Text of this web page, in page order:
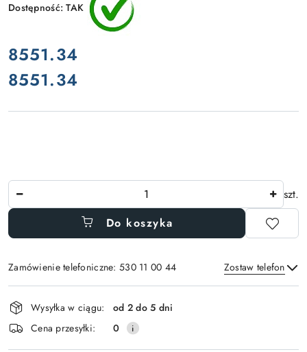
Dostępność:TAK
cena:
8551.34
Cena:
8551.34
szt.
Do koszyka
Zamówienie telefoniczne: 530 11 00 44 Zostaw telefon
Wyślij
Dostępność
i
dostawa
Wysyłka w ciągu:
od 2 do 5 dni
Cena przesyłki:
0